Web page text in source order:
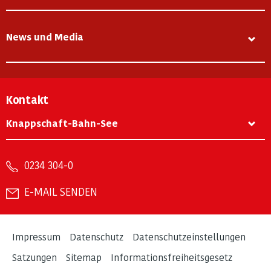
News und Media
Kontakt
Knappschaft-Bahn-See
0234 304-0
E-MAIL SENDEN
Impressum Datenschutz
Datenschutzeinstellungen
Satzungen
Sitemap Informationsfreiheitsgesetz